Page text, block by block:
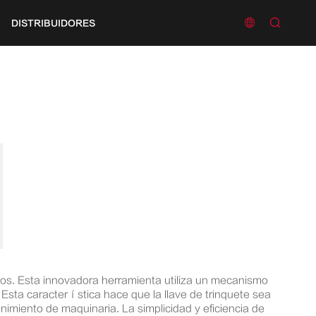
DISTRIBUIDORES  
Esta innovadora herramienta utiliza un mecanismo
característica hace que la llave de trinquete sea
de maquinaria. La simplicidad y eficiencia de